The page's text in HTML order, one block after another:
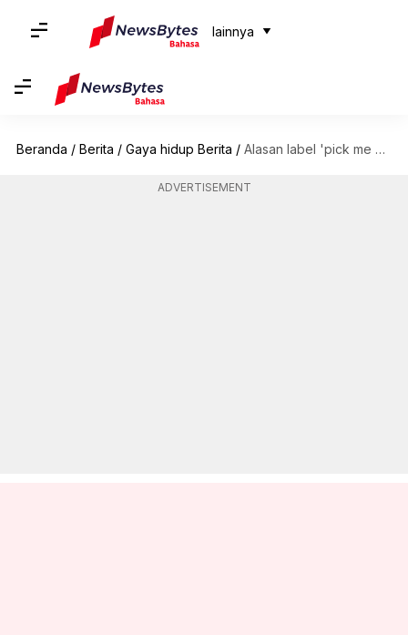
lainnya
Beranda / Berita / Gaya hidup Berita / Alasan label 'pick me girl' berbahaya bagi perempuan
ADVERTISEMENT